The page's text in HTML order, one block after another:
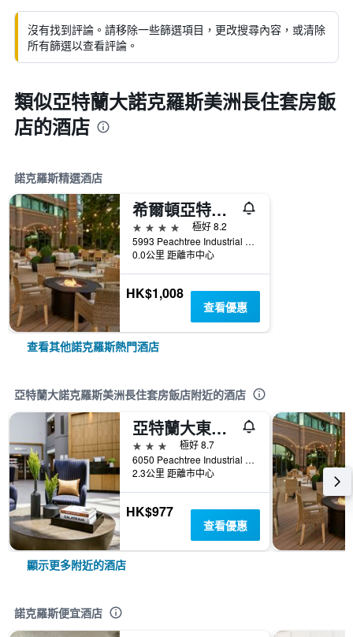
沒有找到評論。請移除一些篩選項目，更改搜尋內容，或清除
所有篩選以查看評論。
類似亞特蘭大諾克羅斯美洲長住套房飯
店的酒店
諾克羅斯精選酒店
希爾頓亞特蘭大東北酒店
4星級
極好 8.2
5993 Peachtree Industrial Boulevard, 諾克羅斯, GA, 美國
0.0公里 距離市中心
HK$1,008
查看優惠
查看其他諾克羅斯熱門酒店
亞特蘭大諾克羅斯美洲長住套房飯店附近的酒店
亞特蘭大東北諾克羅斯皇冠假日飯店 - IHG 旗下飯店
3星級
極好 8.7
6050 Peachtree Industrial Blvd. NW, 諾克羅斯, GA, 美國
2.3公里 距離市中心
HK$977
查看優惠
顯示更多附近的酒店
諾克羅斯便宜酒店